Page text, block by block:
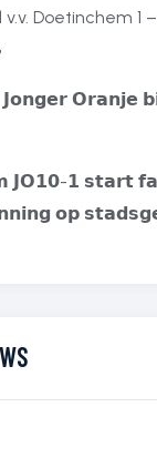
Doetinchem 1
𝗢𝗿𝗮𝗻𝗷𝗲
𝗝𝗢𝟭𝟬-𝟭 𝘀𝘁𝗮𝗿𝘁
𝗼𝗽